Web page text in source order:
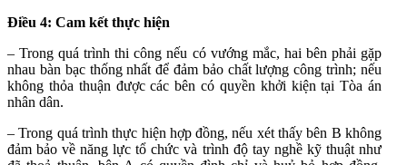
Điều 4: Cam kết thực hiện
– Trong quá trình thi công nếu có vướng mắc, hai bên phải gặp
nhau bàn bạc thống nhất để đảm bảo chất lượng công trình; nếu
không thỏa thuận được các bên có quyền khởi kiện tại Tòa án
nhân dân.
– Trong quá trình thực hiện hợp đồng, nếu xét thấy bên B không
đảm bảo về năng lực tổ chức và trình độ tay nghề kỹ thuật như